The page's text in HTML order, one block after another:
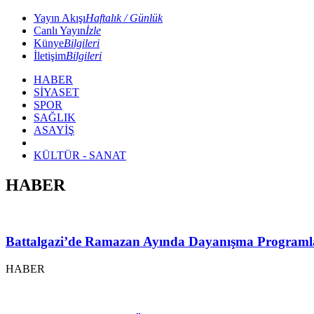
Yayın AkışıHaftalık / Günlük
Canlı Yayınİzle
KünyeBilgileri
İletişimBilgileri
HABER
SİYASET
SPOR
SAĞLIK
ASAYİŞ
KÜLTÜR - SANAT
HABER
Battalgazi’de Ramazan Ayında Dayanışma
HABER